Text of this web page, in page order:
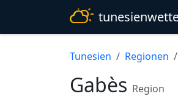
Tunesien Regionen
Gabès Region